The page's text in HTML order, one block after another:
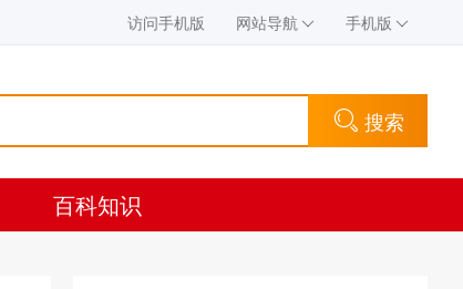
访问手机版 网站导航 手机版
搜索
百科知识